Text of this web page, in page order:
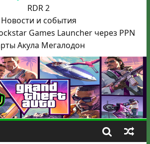
RDR 2
Новости и события
Games Launcher через PPN
Акула Мегалодон